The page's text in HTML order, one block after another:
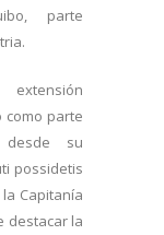
parte
como parte
desde su
possidetis
Capitanía
destacar la